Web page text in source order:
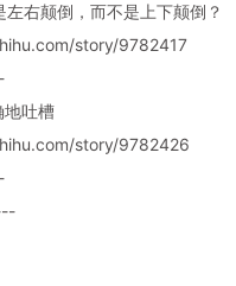
右颠倒，而不是上下颠倒？
story/9782417
地吐槽
story/9782426